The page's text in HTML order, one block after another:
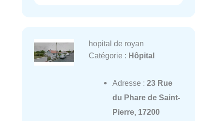
hopital de royan
Catégorie : Hôpital
Adresse : 23 Rue
du Phare de Saint-
Pierre, 17200